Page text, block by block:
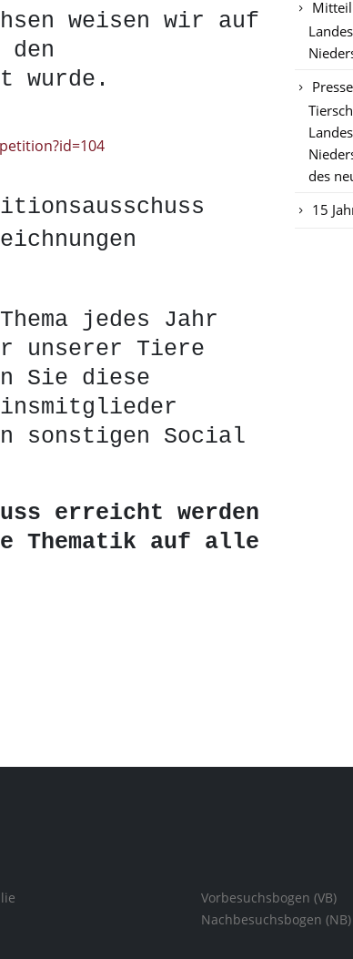
weisen wir auf
wurde.
jedes Jahr
unserer Tiere
Sie diese
sonstigen Social
erreicht werden
Thematik auf alle
des
15
Vorbesuchsbogen (VB)
Nachbesuchsbogen (NB)